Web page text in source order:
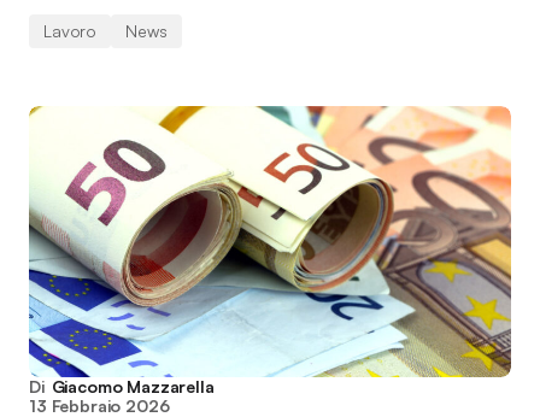
Lavoro News
Di Giacomo Mazzarella
13 Febbraio 2026